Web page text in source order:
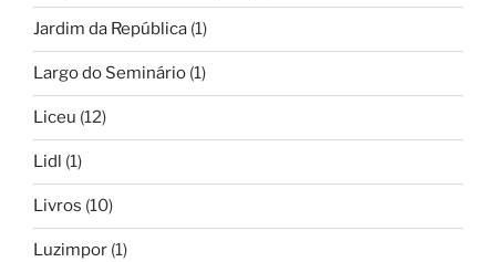
Jardim da República (1)
Largo do Seminário (1)
Liceu (12)
Lidl (1)
Livros (10)
Luzimpor (1)